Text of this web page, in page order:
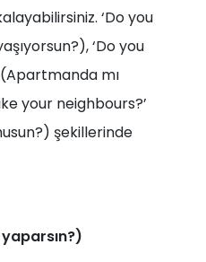
‘Do you
‘Do you
mı
your neighbours?’
şekillerinde